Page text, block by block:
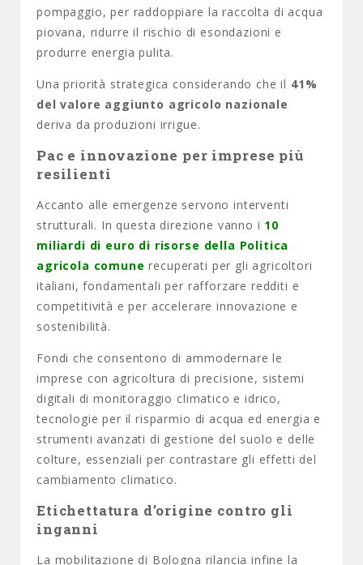
pompaggio, per raddoppiare la raccolta di acqua
piovana, ridurre il rischio di esondazioni e
produrre energia pulita.
Una priorità strategica considerando che il 41%
del valore aggiunto agricolo nazionale
deriva da produzioni irrigue.
Pac e innovazione per imprese più
resilienti
Accanto alle emergenze servono interventi
strutturali. In questa direzione vanno i 10
miliardi di euro di risorse della Politica
agricola comune recuperati per gli agricoltori
italiani, fondamentali per rafforzare redditi e
competitività e per accelerare innovazione e
sostenibilità.
Fondi che consentono di ammodernare le
imprese con agricoltura di precisione, sistemi
digitali di monitoraggio climatico e idrico,
tecnologie per il risparmio di acqua ed energia e
strumenti avanzati di gestione del suolo e delle
colture, essenziali per contrastare gli effetti del
cambiamento climatico.
Etichettatura d’origine contro gli
inganni
La mobilitazione di Bologna rilancia infine la